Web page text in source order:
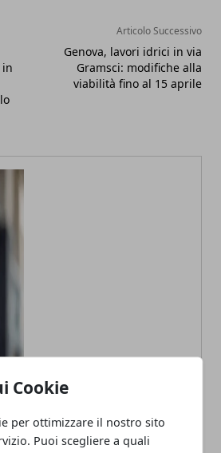
Cookie
per ottimizzare il nostro sito
Puoi scegliere a quali
Articolo Successivo
Genova, lavori idrici in via
Gramsci: modifiche alla
viabilità fino al 15 aprile
Andrea Bianchi